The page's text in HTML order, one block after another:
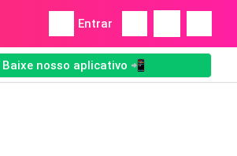
Entrar
Baixe nosso aplicativo 📲